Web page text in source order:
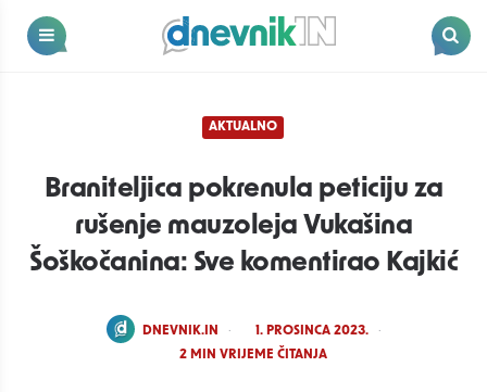
Dnevnik.in
AKTUALNO
Braniteljica pokrenula peticiju za
rušenje mauzoleja Vukašina
Šoškočanina: Sve komentirao Kajkić
POSTED
DNEVNIK.IN
1. PROSINCA 2023.
2 MIN VRIJEME ČITANJA